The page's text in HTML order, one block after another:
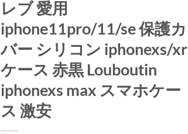
レブ 愛用
iphone11pro/11/se 保護カ
バー シリコン iphonexs/xr
ケース 赤黒 Louboutin
iphonexs max スマホケー
ス 激安